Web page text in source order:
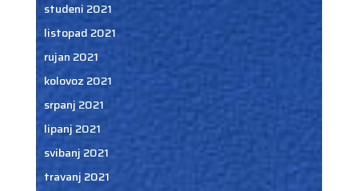
studeni 2021
listopad 2021
rujan 2021
kolovoz 2021
srpanj 2021
lipanj 2021
svibanj 2021
travanj 2021